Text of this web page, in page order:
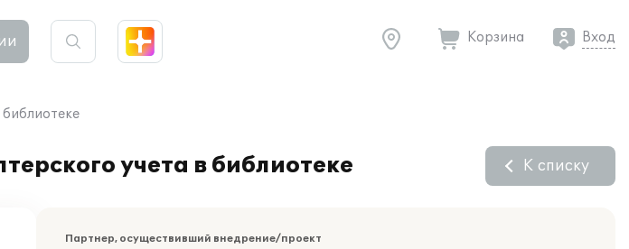
Корзина Вход
библиотеке
учета в библиотеке К списку
Партнер, осуществивший внедрение/проект